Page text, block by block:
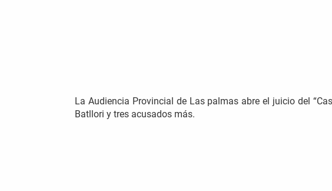
La Audiencia Provincial de Las palmas abre el juicio del
Batllori y tres acusados más.